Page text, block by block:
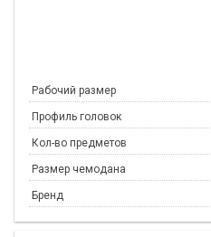
Рабочий размер
Профиль головок
Кол-во предметов
Размер чемодана
Бренд